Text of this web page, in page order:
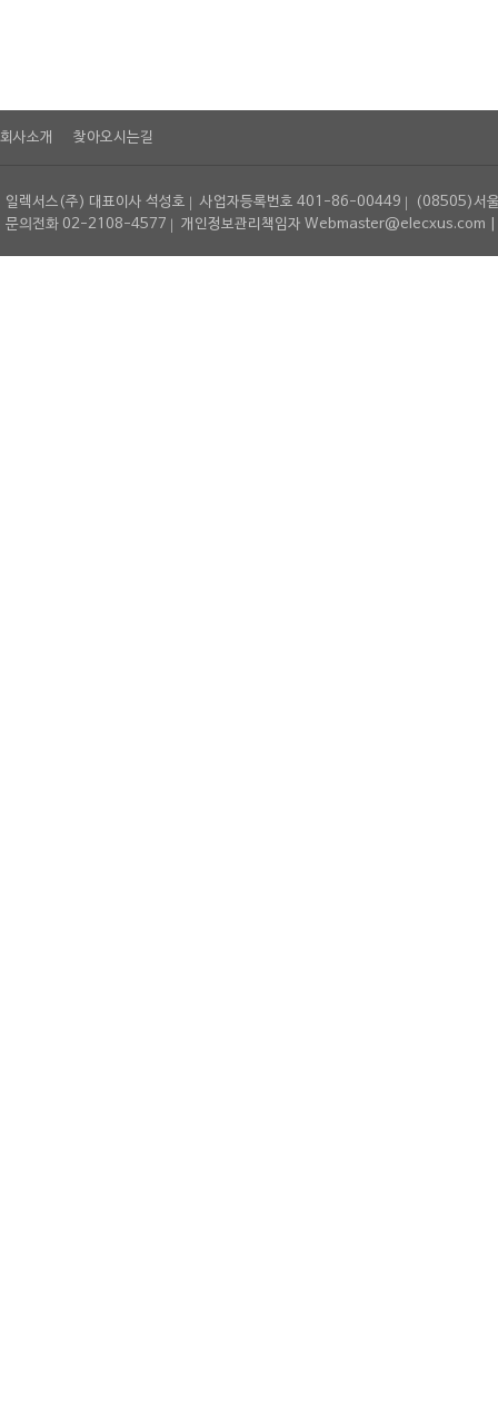
회사소개 찾아오시는길
일렉서스(주) 대표이사 석성호 사업자등록번호 401-86-00449
(08505)서
문의전화 02-2108-4577
개인정보관리책임자